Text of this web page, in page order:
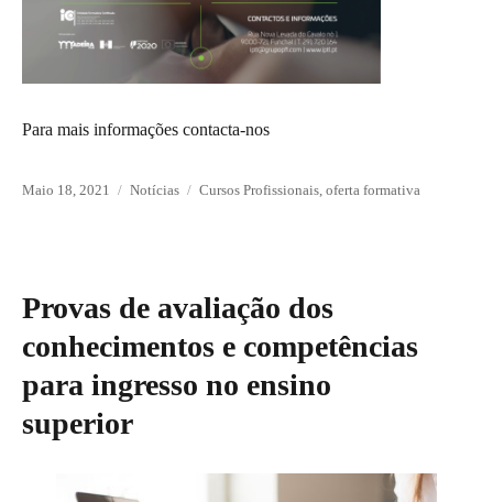
Para mais informações contacta-nos
Posted
Maio 18, 2021 Categories
Notícias Tags
Cursos Profissionais oferta formativa
Provas de avaliação dos
conhecimentos e competências
para ingresso no ensino
superior